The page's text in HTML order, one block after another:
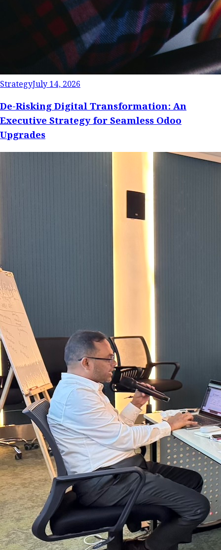
StrategyJuly 14, 2026
De-Risking Digital Transformation: An
Executive Strategy for Seamless Odoo
Upgrades